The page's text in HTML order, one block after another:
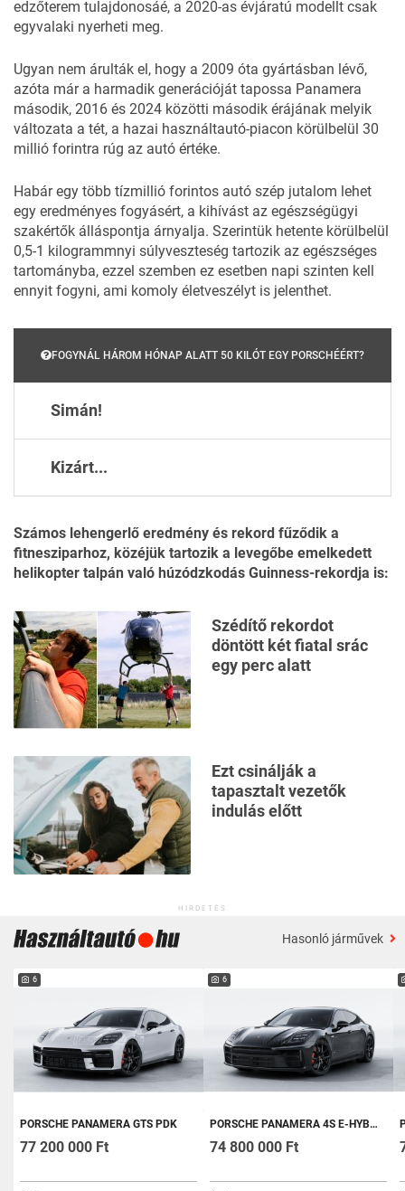
edzőterem tulajdonosáé, a 2020-as évjáratú modellt csak
egyvalaki nyerheti meg.
Ugyan nem árulták el, hogy a 2009 óta gyártásban lévő,
azóta már a harmadik generációját tapossa Panamera
második, 2016 és 2024 közötti második érájának melyik
változata a tét, a hazai használtautó-piacon körülbelül 30
millió forintra rúg az autó értéke.
Habár egy több tízmillió forintos autó szép jutalom lehet
egy eredményes fogyásért, a kihívást az egészségügyi
szakértők álláspontja árnyalja. Szerintük hetente körülbelül
0,5-1 kilogrammnyi súlyveszteség tartozik az egészséges
tartományba, ezzel szemben ez esetben napi szinten kell
ennyit fogyni, ami komoly életveszélyt is jelenthet.
FOGYNÁL HÁROM HÓNAP ALATT 50 KILÓT EGY PORSCHÉÉRT?
Simán!
Kizárt...
Számos lehengerlő eredmény és rekord fűződik a
fitnesziparhoz, közéjük tartozik a levegőbe emelkedett
helikopter talpán való húzódzkodás Guinness-rekordja is:
Szédítő rekordot
döntött két fiatal srác
egy perc alatt
Ezt csinálják a
tapasztalt vezetők
indulás előtt
HIRDETÉS
Hasonló járművek
6
PORSCHE PANAMERA GTS PDK
77 200 000 Ft
6
PORSCHE PANAMERA 4S E-HYBRID PDK
74 800 000 Ft